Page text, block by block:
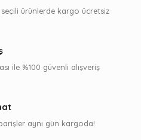
ürünlerde kargo ücretsiz
ile %100 güvenli alışveriş
aynı gün kargoda!